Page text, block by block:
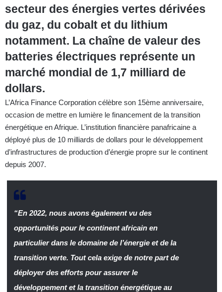
secteur des énergies vertes dérivées
du gaz, du cobalt et du lithium
notamment. La chaîne de valeur des
batteries électriques représente un
marché mondial de 1,7 milliard de
dollars.
L’Africa Finance Corporation célèbre son 15ème anniversaire,
occasion de mettre en lumière le financement de la transition
énergétique en Afrique. L’institution financière panafricaine a
déployé plus de 10 milliards de dollars pour le développement
d’infrastructures de production d’énergie propre sur le continent
depuis 2007.
“En 2022, nous avons également vu des
opportunités pour le continent africain en
particulier dans le domaine de l’énergie et de la
transition verte. Tout cela exige de notre part de
déployer des efforts pour assurer le
développement et la transition énergétique au